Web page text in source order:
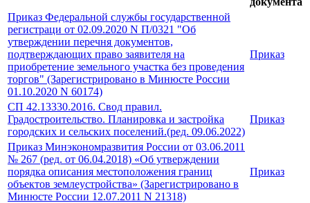
Приказ Федеральной службы государственной
регистраци от 02.09.2020 N П/0321 "Об
утверждении перечня документов,
подтверждающих право заявителя на
приобретение земельного участка без проведения
торгов" (Зарегистрировано в Минюсте России
01.10.2020 N 60174)
Приказ
СП 42.13330.2016. Свод правил.
Градостроительство. Планировка и застройка
городских и сельских поселений.(ред. 09.06.2022)
Приказ
Приказ Минэкономразвития России от 03.06.2011
№ 267 (ред. от 06.04.2018) «Об утверждении
порядка описания местоположения границ
объектов землеустройства» (Зарегистрировано в
Минюсте России 12.07.2011 N 21318)
Приказ